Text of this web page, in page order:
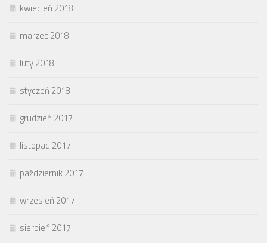
kwiecień 2018
marzec 2018
luty 2018
styczeń 2018
grudzień 2017
listopad 2017
październik 2017
wrzesień 2017
sierpień 2017